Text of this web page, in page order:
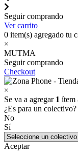
Seguir comprando
Ver carrito
0 item(s) agregado tu
×
MUTMA
Seguir comprando
Checkout
×
Se va a agregar 1 ítem
¿Es para un colectivo?
No
Sí
Aceptar